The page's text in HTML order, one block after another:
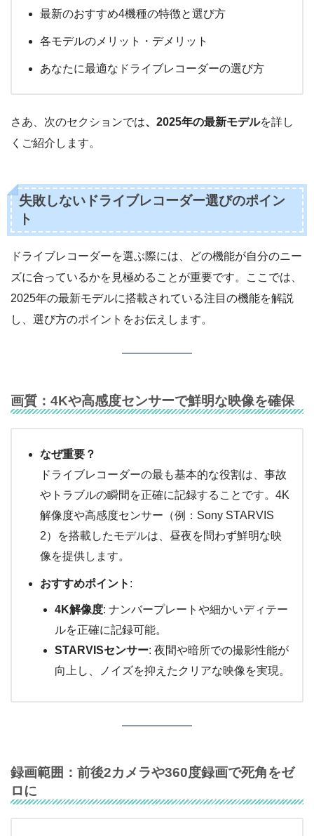
最新のおすすめ4機種の特徴と選び方
各モデルのメリット・デメリット
あなたに最適なドライブレコーダーの選び方
さあ、次のセクションでは、2025年の最新モデルを詳し
くご紹介します。
失敗しないドライブレコーダー選びのポイン
ト
ドライブレコーダーを選ぶ際には、どの機能が自分のニー
ズに合っているかを見極めることが重要です。ここでは、
2025年の最新モデルに搭載されている注目の機能を解説
し、選び方のポイントをお伝えします。
画質：4Kや高感度センサーで鮮明な映像を確保
なぜ重要？
ドライブレコーダーの最も基本的な役割は、事故
やトラブルの瞬間を正確に記録することです。4K
解像度や高感度センサー（例：Sony STARVIS
2）を搭載したモデルは、昼夜を問わず鮮明な映
像を提供します。
おすすめポイント :
4K解像度: ナンバープレートや細かいディテー
ルを正確に記録可能。
STARVISセンサー: 夜間や暗所での撮影性能が
向上し、ノイズを抑えたクリアな映像を実現。
録画範囲：前後2カメラや360度録画で死角をゼ
ロに